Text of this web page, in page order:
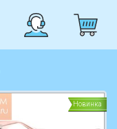
Новинка